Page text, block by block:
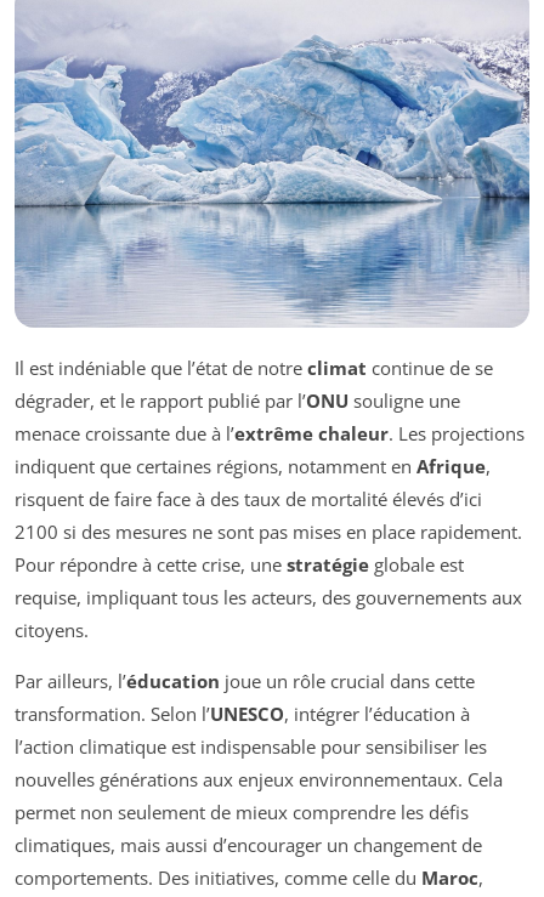
Il est indéniable que l’état de notre climat continue de se
dégrader, et le rapport publié par l’ONU souligne une
menace croissante due à l’extrême chaleur. Les projections
indiquent que certaines régions, notamment en Afrique,
risquent de faire face à des taux de mortalité élevés d’ici
2100 si des mesures ne sont pas mises en place rapidement.
Pour répondre à cette crise, une stratégie globale est
requise, impliquant tous les acteurs, des gouvernements aux
citoyens.
Par ailleurs, l’éducation joue un rôle crucial dans cette
transformation. Selon l’UNESCO, intégrer l’éducation à
l’action climatique est indispensable pour sensibiliser les
nouvelles générations aux enjeux environnementaux. Cela
permet non seulement de mieux comprendre les défis
climatiques, mais aussi d’encourager un changement de
comportements. Des initiatives, comme celle du Maroc,